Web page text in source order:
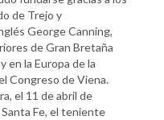
de Trejo y
George Canning,
de Gran Bretaña
en la Europa de la
Congreso de Viena.
el 11 de abril de
Santa Fe, el teniente